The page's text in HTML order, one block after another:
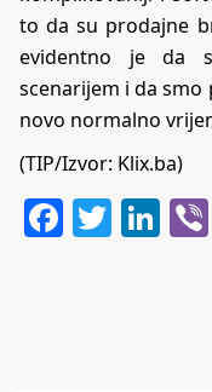
to da su prodajne
evidentno je da
scenarijem i da smo
novo normalno
(TIP/Izvor: Klix.ba)